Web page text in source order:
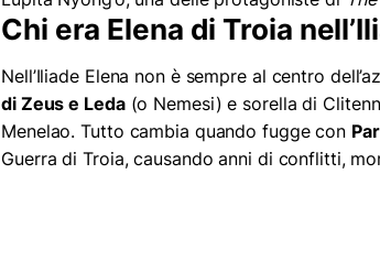
Chi era Elena di Troia
Nell’Iliade Elena non è sempre al centro
di Zeus e Leda(o Nemesi) e sorella di
Menelao. Tutto cambia quando fugge con
Guerra di Troia, causando anni di conflitti,